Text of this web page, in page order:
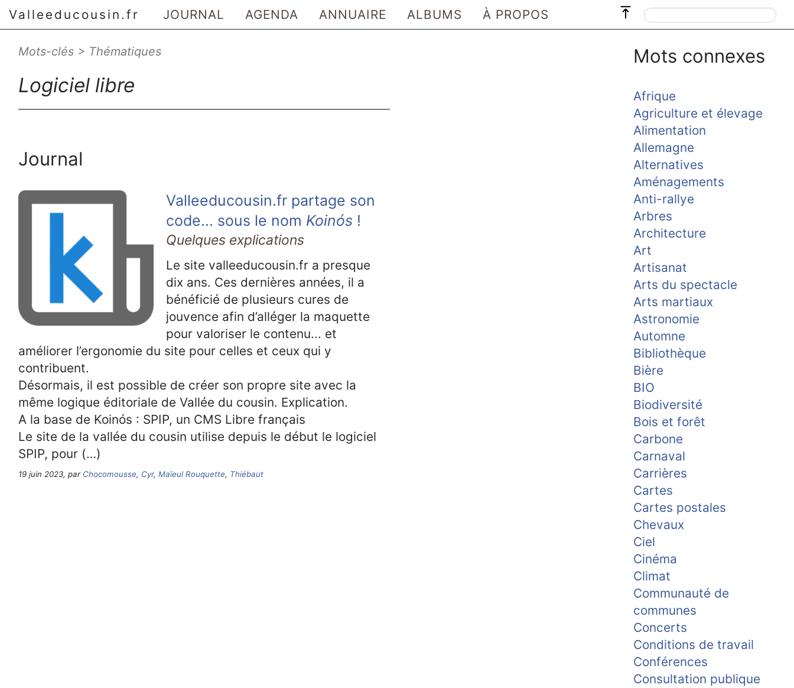
Valleeducousin.fr JOURNAL AGENDA ANNUAIRE ALBUMS À PROPOS
Aller au menu principal
Aller au menu secondaire
Mots-clés > Thématiques
Logiciel libre
Journal
Valleeducousin.fr partage son
code... sous le nom Koinós !
Quelques explications
Le site valleeducousin.fr a presque
dix ans. Ces dernières années, il a
bénéficié de plusieurs cures de
jouvence afin d’alléger la maquette
pour valoriser le contenu... et
améliorer l’ergonomie du site pour celles et ceux qui y
contribuent.
Désormais, il est possible de créer son propre site avec la
même logique éditoriale de Vallée du cousin. Explication.
A la base de Koinós : SPIP, un CMS Libre français
Le site de la vallée du cousin utilise depuis le début le logiciel
SPIP, pour (…)
19 juin 2023, par Chocomousse, Cyr,Maïeul Rouquette, Thiébaut
Mots connexes
Afrique
Agriculture et élevage
Alimentation
Allemagne
Alternatives
Aménagements
Anti-rallye
Arbres
Architecture
Art
Artisanat
Arts du spectacle
Arts martiaux
Astronomie
Automne
Bibliothèque
Bière
BIO
Biodiversité
Bois et forêt
Carbone
Carnaval
Carrières
Cartes
Cartes postales
Chevaux
Ciel
Cinéma
Climat
Communauté de
communes
Concerts
Conditions de travail
Conférences
Consultation publique